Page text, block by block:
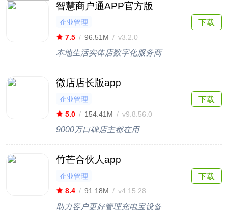
智慧商户通APP官方版
企业管理
7.5 / 96.51M / v3.2.0
本地生活实体店数字化服务商
下载
微店店长版app
企业管理
5.0 / 154.41M / v9.8.56.0
9000万口碑店主都在用
下载
竹芒合伙人app
企业管理
8.4 / 91.18M / v4.15.28
助力客户更好管理充电宝设备
下载